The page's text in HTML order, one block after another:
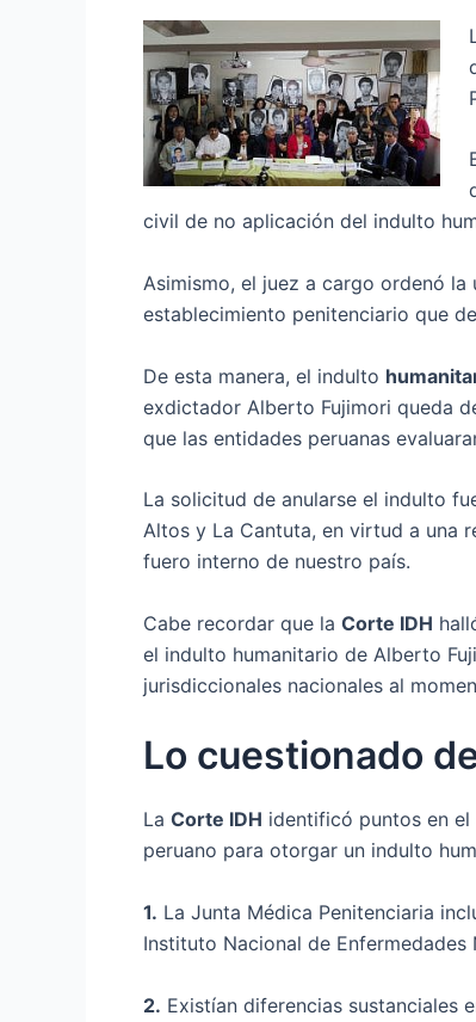
civil de no aplicación del indulto
Asimismo, el juez a cargo ordenó
establecimiento penitenciario que
De esta manera, el indulto
exdictador Alberto Fujimori queda
que las entidades peruanas
La solicitud de anularse el indulto
Altos y La Cantuta, en virtud a una
fuero interno de nuestro país.
Cabe recordar que la Corte IDH
el indulto humanitario de Alberto
jurisdiccionales nacionales al
Lo cuestionado
La Corte IDH identificó puntos en
peruano para otorgar un indulto
1. La Junta Médica Penitenciaria
Instituto Nacional de Enfermedades
2. Existían diferencias sustanciales